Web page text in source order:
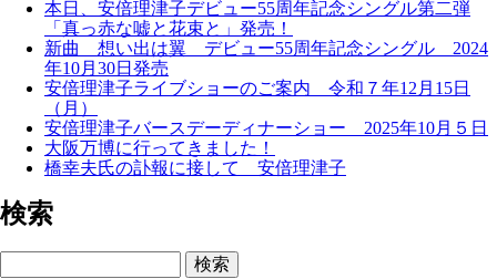
本日、安倍理津子デビュー55周年記念シングル第二弾
「真っ赤な嘘と花束と」発売！
新曲 想い出は翼 デビュー55周年記念シングル 2024
年10月30日発売
安倍理津子ライブショーのご案内 令和７年12月15日
（月）
安倍理津子バースデーディナーショー 2025年10月５日
大阪万博に行ってきました！
橋幸夫氏の訃報に接して 安倍理津子
検索
検索